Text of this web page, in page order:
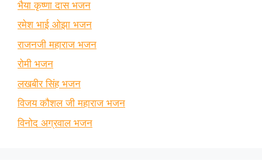
भैया कृष्णा दास भजन
रमेश भाई ओझा भजन
राजनजी महाराज भजन
रोमी भजन
लखबीर सिंह भजन
विजय कौशल जी महाराज भजन
विनोद अग्रवाल भजन